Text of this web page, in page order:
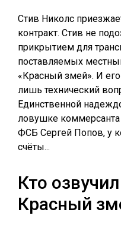
Стив Николс
контракт. Стив не
прикрытием для
поставляемых
«Красный змей». И
лишь технический
Единственной
ловушке
ФСБ Сергей Попов, у
счёты...
Кто
Красный